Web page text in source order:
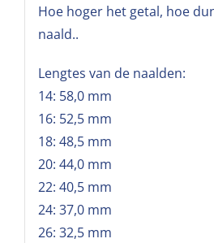
Hoe hoger het getal, hoe
naald..
Lengtes van de naalden:
14: 58,0 mm
16: 52,5 mm
18: 48,5 mm
20: 44,0 mm
22: 40,5 mm
24: 37,0 mm
26: 32,5 mm